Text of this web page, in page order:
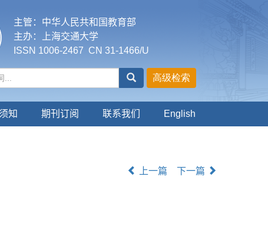
主管：中华人民共和国教育部
主办：上海交通大学
ISSN 1006-2467 CN 31-1466/U
知 期刊订阅 联系我们 English
上一篇 下一篇